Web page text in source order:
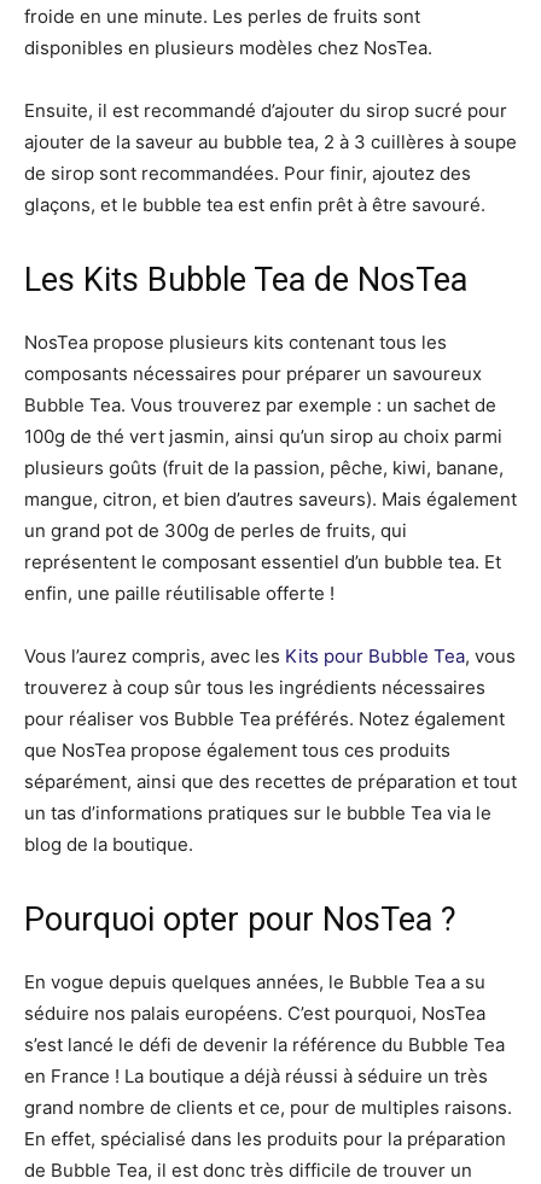
froide en une minute. Les perles de fruits sont
disponibles en plusieurs modèles chez NosTea.
Ensuite, il est recommandé d’ajouter du sirop sucré pour
ajouter de la saveur au bubble tea, 2 à 3 cuillères à soupe
de sirop sont recommandées. Pour finir, ajoutez des
glaçons, et le bubble tea est enfin prêt à être savouré.
Les Kits Bubble Tea de NosTea
NosTea propose plusieurs kits contenant tous les
composants nécessaires pour préparer un savoureux
Bubble Tea. Vous trouverez par exemple : un sachet de
100g de thé vert jasmin, ainsi qu’un sirop au choix parmi
plusieurs goûts (fruit de la passion, pêche, kiwi, banane,
mangue, citron, et bien d’autres saveurs). Mais également
un grand pot de 300g de perles de fruits, qui
représentent le composant essentiel d’un bubble tea. Et
enfin, une paille réutilisable offerte !
Vous l’aurez compris, avec les Kits pour Bubble Tea, vous
trouverez à coup sûr tous les ingrédients nécessaires
pour réaliser vos Bubble Tea préférés. Notez également
que NosTea propose également tous ces produits
séparément, ainsi que des recettes de préparation et tout
un tas d’informations pratiques sur le bubble Tea via le
blog de la boutique.
Pourquoi opter pour NosTea ?
En vogue depuis quelques années, le Bubble Tea a su
séduire nos palais européens. C’est pourquoi, NosTea
s’est lancé le défi de devenir la référence du Bubble Tea
en France ! La boutique a déjà réussi à séduire un très
grand nombre de clients et ce, pour de multiples raisons.
En effet, spécialisé dans les produits pour la préparation
de Bubble Tea, il est donc très difficile de trouver un